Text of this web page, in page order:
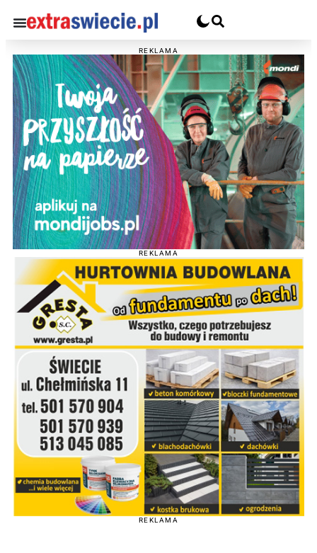
REKLAMA
REKLAMA
REKLAMA